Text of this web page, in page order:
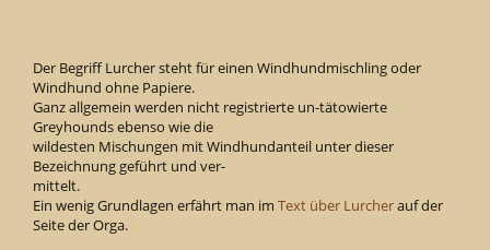
Der Begriff Lurcher steht für einen Windhundmischling oder
Windhund ohne Papiere.
Ganz allgemein werden nicht registrierte un-tätowierte
Greyhounds ebenso wie die
wildesten Mischungen mit Windhundanteil unter dieser
Bezeichnung geführt und ver-
mittelt.
Ein wenig Grundlagen erfährt man im Text über Lurcherauf der
Seite der Orga.